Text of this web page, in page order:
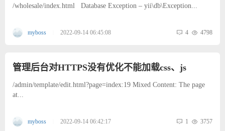
/wholesale/index.html Database Exception – yii\db\Exception...
myboss 2022-09-14 06:45:08 4 4798
管理后台对HTTPS没有优化不能加载css、js
/admin/template/edit.html?page=index:19 Mixed Content: The page
at...
myboss 2022-09-14 06:42:17 1 3757